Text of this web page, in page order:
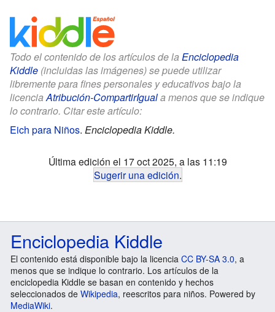
Todo el contenido de los artículos de la Enciclopedia
Kiddle (incluidas las imágenes) se puede utilizar
libremente para fines personales y educativos bajo la
licenciaAtribución-CompartirIguala menos que se indique
lo contrario. Citar este artículo:
Eich para Niños. Enciclopedia Kiddle.
Última edición el 17 oct 2025, a las 11:19
Sugerir una edición.
Enciclopedia Kiddle
El contenido está disponible bajo la licencia CC BY-SA 3.0, a
menos que se indique lo contrario. Los artículos de la
enciclopedia Kiddle se basan en contenido y hechos
seleccionados de Wikipedia, reescritos para niños. Powered by
MediaWiki.